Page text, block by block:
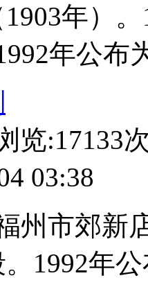
年）
年公布
览:17133
03:38
州市郊新
1992年